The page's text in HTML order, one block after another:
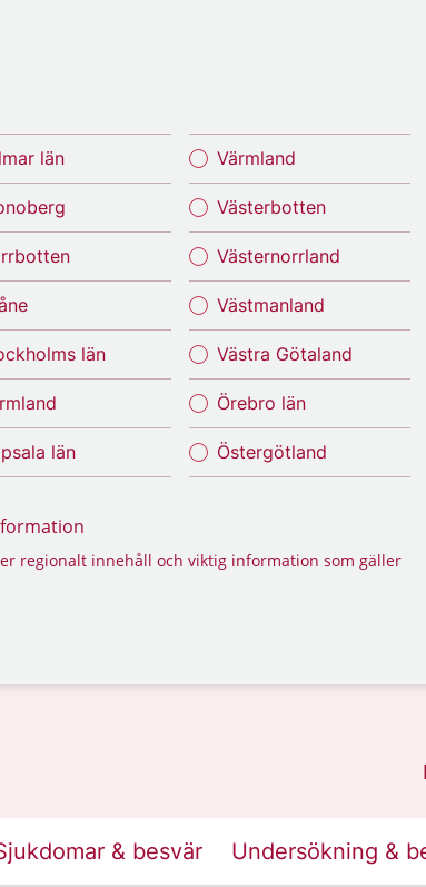
län
län
län
Värmland
Västerbotten
Västernorrland
Västmanland
Västra Götaland
Örebro län
Östergötland
regionalt innehåll och viktig information som gäller
& besvär Undersökning &